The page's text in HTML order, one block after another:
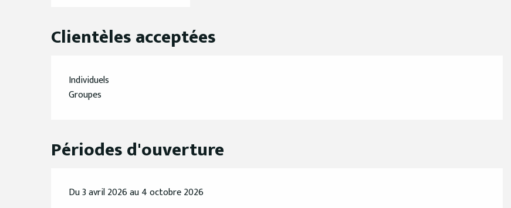
Clientèles acceptées
Individuels
Groupes
Périodes d'ouverture
Du 3 avril 2026 au 4 octobre 2026